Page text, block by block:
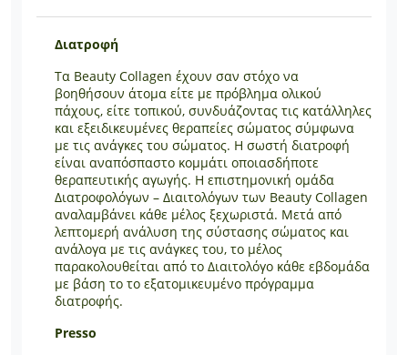
Διατροφή
Τα Beauty Collagen έχουν σαν στόχο να
βοηθήσουν άτομα είτε με πρόβλημα ολικού
πάχους, είτε τοπικού, συνδυάζοντας τις κατάλληλες
και εξειδικευμένες θεραπείες σώματος σύμφωνα
με τις ανάγκες του σώματος. Η σωστή διατροφή
είναι αναπόσπαστο κομμάτι οποιασδήποτε
θεραπευτικής αγωγής. Η επιστημονική ομάδα
Διατροφολόγων – Διαιτολόγων των Beauty Collagen
αναλαμβάνει κάθε μέλος ξεχωριστά. Μετά από
λεπτομερή ανάλυση της σύστασης σώματος και
ανάλογα με τις ανάγκες του, το μέλος
παρακολουθείται από το Διαιτολόγο κάθε εβδομάδα
με βάση το το εξατομικευμένο πρόγραμμα
διατροφής.
Presso